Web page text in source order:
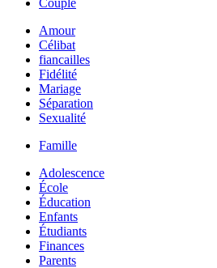
Couple
Amour
Célibat
fiancailles
Fidélité
Mariage
Séparation
Sexualité
Famille
Adolescence
École
Éducation
Enfants
Étudiants
Finances
Parents